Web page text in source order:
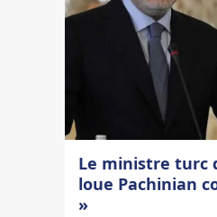
Le ministre turc
loue Pachinian
»